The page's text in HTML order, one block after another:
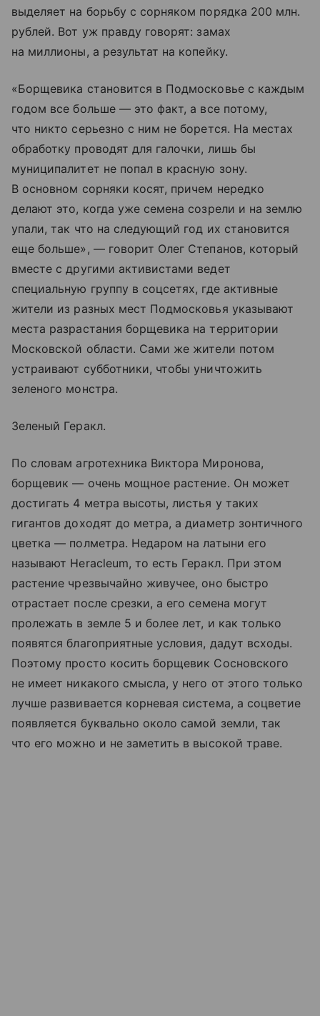
выделяет на борьбу с сорняком порядка 200 млн.
рублей. Вот уж правду говорят: замах
на миллионы, а результат на копейку.
«Борщевика становится в Подмосковье с каждым
годом все больше — это факт, а все потому,
что никто серьезно с ним не борется. На местах
обработку проводят для галочки, лишь бы
муниципалитет не попал в красную зону.
В основном сорняки косят, причем нередко
делают это, когда уже семена созрели и на землю
упали, так что на следующий год их становится
еще больше», — говорит Олег Степанов, который
вместе с другими активистами ведет
специальную группу в соцсетях, где активные
жители из разных мест Подмосковья указывают
места разрастания борщевика на территории
Московской области. Сами же жители потом
устраивают субботники, чтобы уничтожить
зеленого монстра.
Зеленый Геракл.
По словам агротехника Виктора Миронова,
борщевик — очень мощное растение. Он может
достигать 4 метра высоты, листья у таких
гигантов доходят до метра, а диаметр зонтичного
цветка — полметра. Недаром на латыни его
называют Heracleum, то есть Геракл. При этом
растение чрезвычайно живучее, оно быстро
отрастает после срезки, а его семена могут
пролежать в земле 5 и более лет, и как только
появятся благоприятные условия, дадут всходы.
Поэтому просто косить борщевик Сосновского
не имеет никакого смысла, у него от этого только
лучше развивается корневая система, а соцветие
появляется буквально около самой земли, так
что его можно и не заметить в высокой траве.